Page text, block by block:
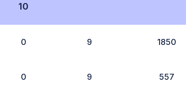
10
0 9 1850
0 9 557